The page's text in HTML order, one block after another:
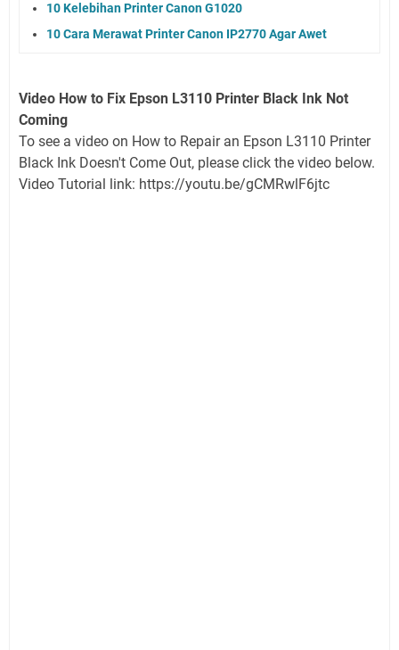
10 Kelebihan Printer Canon G1020
10 Cara Merawat Printer Canon IP2770 Agar Awet
Video How to Fix Epson L3110 Printer Black Ink Not
Coming
To see a video on How to Repair an Epson L3110 Printer
Black Ink Doesn't Come Out, please click the video below.
Video Tutorial link: https://youtu.be/gCMRwlF6jtc